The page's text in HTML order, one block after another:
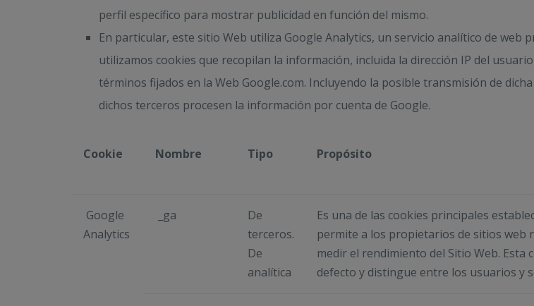
perfil específico para mostrar publicidad en función del mismo.
En particular, este sitio Web utiliza Google Analytics, un servicio analítico de web
utilizamos cookies que recopilan la información, incluida la dirección IP del
términos fijados en la Web Google.com. Incluyendo la posible transmisión de
dichos terceros procesen la información por cuenta de Google.
Cookie Nombre Tipo Propósito
Google
Analytics
_ga
De
terceros.
De
analítica
Es una de las cookies principales
permite a los propietarios de sitios
medir el rendimiento del Sitio Web.
defecto y distingue entre los usuarios y